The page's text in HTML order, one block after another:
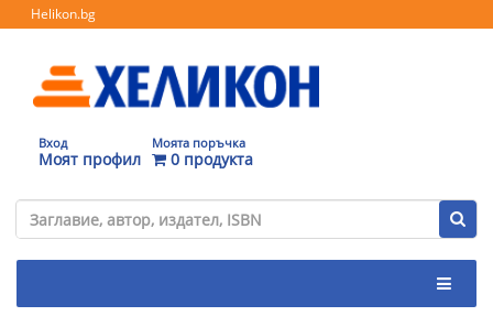
Helikon.bg
Вход
Моят профил
Моята поръчка
0 продукта